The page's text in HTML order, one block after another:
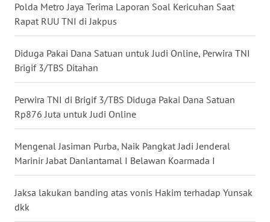
Polda Metro Jaya Terima Laporan Soal Kericuhan Saat
Rapat RUU TNI di Jakpus
Diduga Pakai Dana Satuan untuk Judi Online, Perwira TNI
Brigif 3/TBS Ditahan
Perwira TNI di Brigif 3/TBS Diduga Pakai Dana Satuan
Rp876 Juta untuk Judi Online
Mengenal Jasiman Purba, Naik Pangkat Jadi Jenderal
Marinir Jabat Danlantamal I Belawan Koarmada I
Jaksa lakukan banding atas vonis Hakim terhadap Yunsak
dkk
WN
BABEL
WN
SUMBAR
WN
SUMSEL
WN
BENGKULU
WN
LAMPUNG